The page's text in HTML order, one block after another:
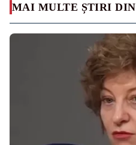
MAI MULTE ȘTIRI DIN